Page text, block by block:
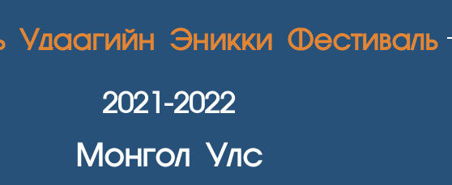
Удаагийн Эникки Фестиваль
2021-2022
Монгол Улс